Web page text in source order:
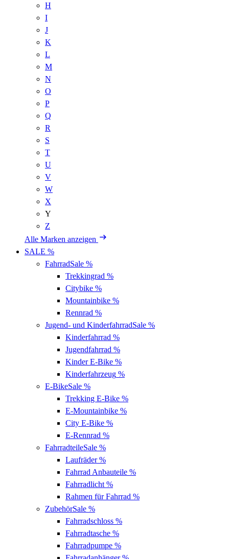
H
I
J
K
L
M
N
O
P
Q
R
S
T
U
V
W
X
Y
Z
Alle Marken anzeigen
SALE %
FahrradSale %
Trekkingrad %
Citybike %
Mountainbike %
Rennrad %
Jugend- und KinderfahrradSale %
Kinderfahrrad %
Jugendfahrrad %
Kinder E-Bike %
Kinderfahrzeug %
E-BikeSale %
Trekking E-Bike %
E-Mountainbike %
City E-Bike %
E-Rennrad %
FahrradteileSale %
Laufräder%
Fahrrad Anbauteile %
Fahrradlicht %
Rahmen für Fahrrad %
ZubehörSale %
Fahrradschloss %
Fahrradtasche %
Fahrradpumpe %